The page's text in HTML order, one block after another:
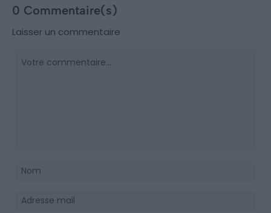
0 Commentaire(s)
Laisser un commentaire